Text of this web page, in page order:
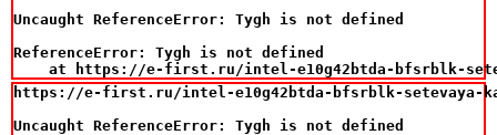
Uncaught ReferenceError: Tygh is not defined
ReferenceError: Tygh is not defined
at https://e-first.ru/intel-e10g42btda-bfsrblk-
https://e-first.ru/intel-e10g42btda-bfsrblk-setevaya-
Uncaught ReferenceError: Tygh is not defined